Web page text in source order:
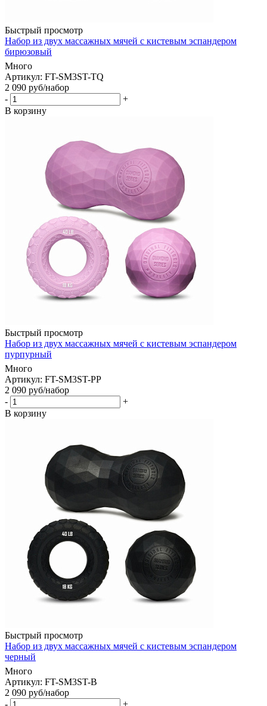
Быстрый просмотр
Набор из двух массажных мячей с кистевым эспандером
бирюзовый
Много
Артикул: FT-SM3ST-TQ
2 090 руб/набор
-
+
В корзину
Быстрый просмотр
Набор из двух массажных мячей с кистевым эспандером
пурпурный
Много
Артикул: FT-SM3ST-PP
2 090 руб/набор
-
+
В корзину
Быстрый просмотр
Набор из двух массажных мячей с кистевым эспандером
черный
Много
Артикул: FT-SM3ST-B
2 090 руб/набор
-
+